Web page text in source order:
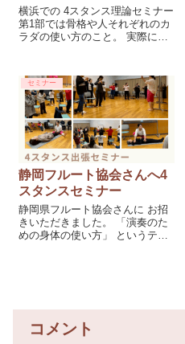
横浜での 4スタンス理論セミナー
第1部では骨格や人それぞれのカ
ラダの使い方のこと。 実際に身
践。 ...
セミナー
静岡フルート協会さんへ4
スタンスセミナー
静岡県フルート協会さんに お招
きいただきました。 「演奏のた
めの身体の使い方」 というテー
コメント